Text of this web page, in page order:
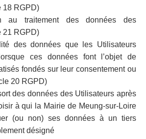
18 RGPD)
au traitement des données des
21 RGPD)
des données que les Utilisateurs
ces données font l’objet de
fondés sur leur consentement ou
20 RGPD)
des données des Utilisateurs après
à qui la Mairie de Meung-sur-Loire
(ou non) ses données à un tiers
désigné